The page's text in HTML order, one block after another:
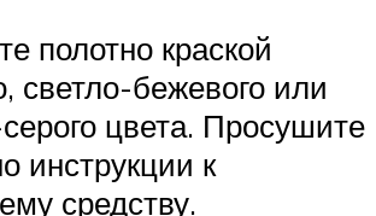
полотно краской
светло-бежевого или
цвета. Просушите
инструкции к
средству.